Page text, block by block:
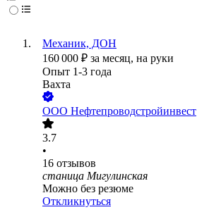
Механик, ДОН
160 000 ₽ за месяц, на руки
Опыт 1-3 года
Вахта
ООО Нефтепроводстройинвест
3.7
•
16 отзывов
станица Мигулинская
Можно без резюме
Откликнуться